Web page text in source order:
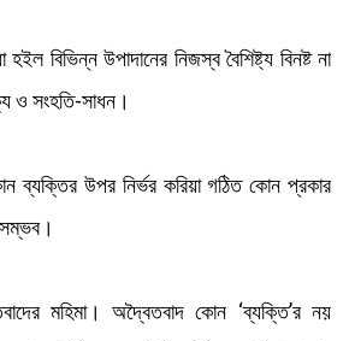
বিভিন্ন উপাদানের নিজস্ব বৈশিষ্ট্য বিনষ্ট না
ও সংহতি-সাধন।
ব্যক্তির উপর নির্ভর করিয়া গঠিত কোন প্রকার
মহিমা। অদ্বৈতবাদ কোন ‘ব্যক্তি’র নয়